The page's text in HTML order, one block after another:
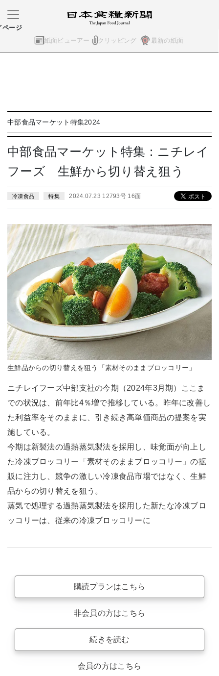
紙面ビューアー クリッピング 最新の紙面
ページ
中部食品マーケット特集2024
中部食品マーケット特集：ニチレイ
フーズ 生鮮から切り替え狙う
冷凍食品 特集 2024.07.23 12793号 16面
生鮮品からの切り替えを狙う「素材そのままブロッコリー」
ニチレイフーズ中部支社の今期（2024年3月期）ここま
での状況は、前年比4％増で推移している。昨年に改善し
た利益率をそのままに、引き続き高単価商品の提案を実
施している。
今期は新製法の過熱蒸気製法を採用し、味覚面が向上し
た冷凍ブロッコリー「素材そのままブロッコリー」の拡
販に注力し、競争の激しい冷凍食品市場ではなく、生鮮
品からの切り替えを狙う。
蒸気で処理する過熱蒸気製法を採用した新たな冷凍ブロ
ッコリーは、従来の冷凍ブロッコリーに
購読プランはこちら
非会員の方はこちら
続きを読む
会員の方はこちら